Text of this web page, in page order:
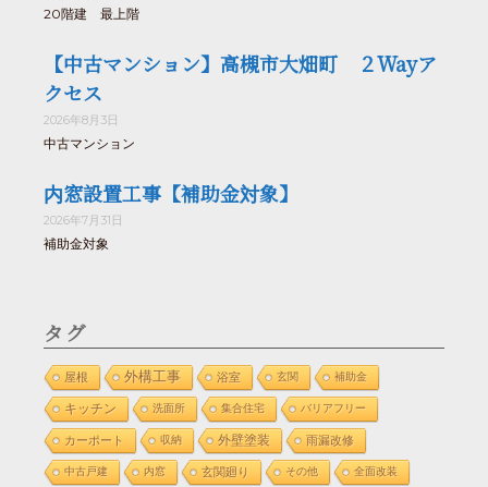
20階建 最上階
【中古マンション】高槻市大畑町 ２Wayア
クセス
2026年8月3日
中古マンション
内窓設置工事【補助金対象】
2026年7月31日
補助金対象
タグ
屋根 外構工事 浴室 玄関 補助金
キッチン 洗面所 集合住宅 バリアフリー
カーポート 収納 外壁塗装 雨漏改修
中古戸建 内窓 玄関廻り その他 全面改装